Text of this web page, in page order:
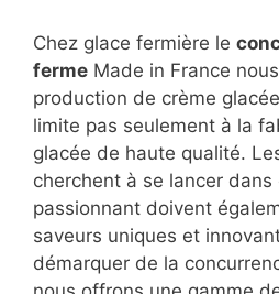
Chez glace fermière le
ferme Made in France
production de crème
limite pas seulement à la
glacée de haute qualité.
cherchent à se lancer dans
passionnant doivent
saveurs uniques et
démarquer de la